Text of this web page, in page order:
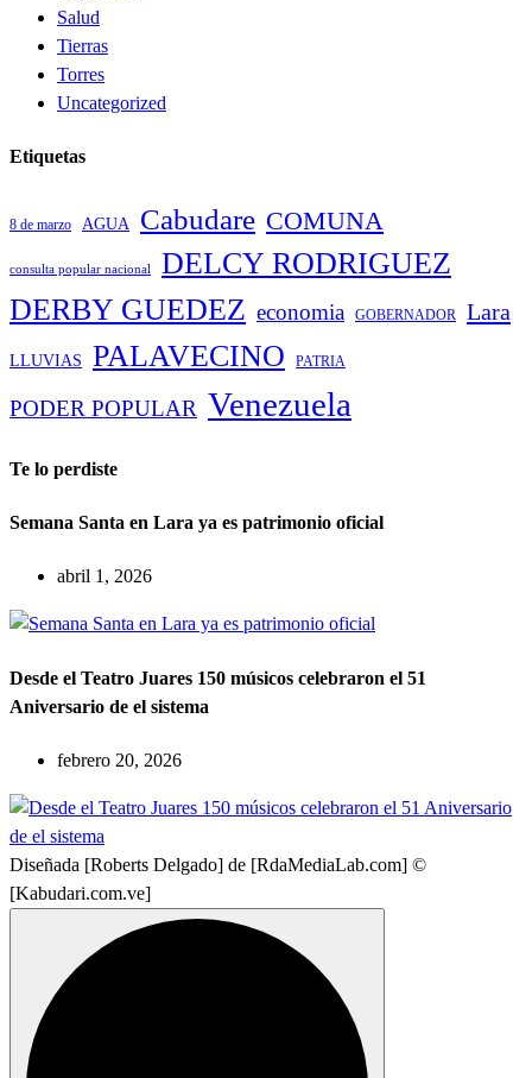
Salud
Tierras
Torres
Uncategorized
Etiquetas
8 de marzo AGUA Cabudare COMUNA
consulta popular nacional
DELCY RODRIGUEZ
DERBY GUEDEZ economia GOBERNADOR Lara
LLUVIAS PALAVECINO PATRIA
PODER POPULAR Venezuela
Te lo perdiste
Semana Santa en Lara ya es patrimonio oficial
abril 1, 2026
Desde el Teatro Juares 150 músicos celebraron el 51
Aniversario de el sistema
febrero 20, 2026
Diseñada [Roberts Delgado] de [RdaMediaLab.com] ©
[Kabudari.com.ve]